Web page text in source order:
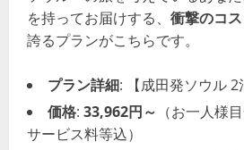
を持ってお届けする、 衝撃のコ
誇るプランがこちらです。
プラン詳細: 【成田発ソウル 2
価格: 33,962円～ （お一人様
サービス料等込）